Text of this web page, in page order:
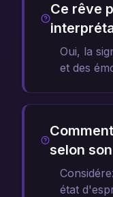
Ce rêve
Oui, la
et des
selon
état